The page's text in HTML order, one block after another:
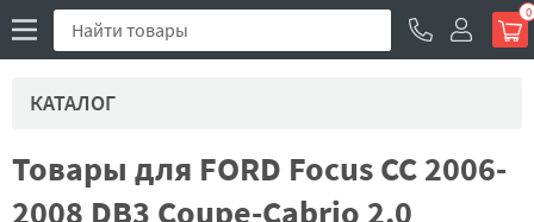
0
КАТАЛОГ
Товары для FORD Focus CC 2006-
2008 DB3 Coupe-Cabrio 2.0